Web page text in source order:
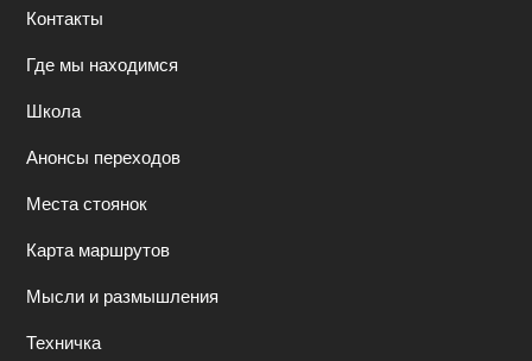
Контакты
Где мы находимся
Школа
Анонсы переходов
Места стоянок
Карта маршрутов
Мысли и размышления
Техничка